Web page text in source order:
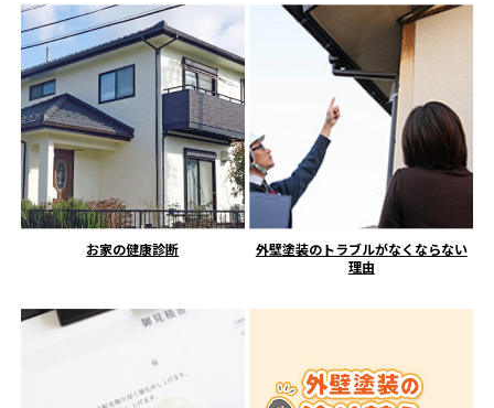
お家の健康診断
外壁塗装のトラブルがなくならない
理由